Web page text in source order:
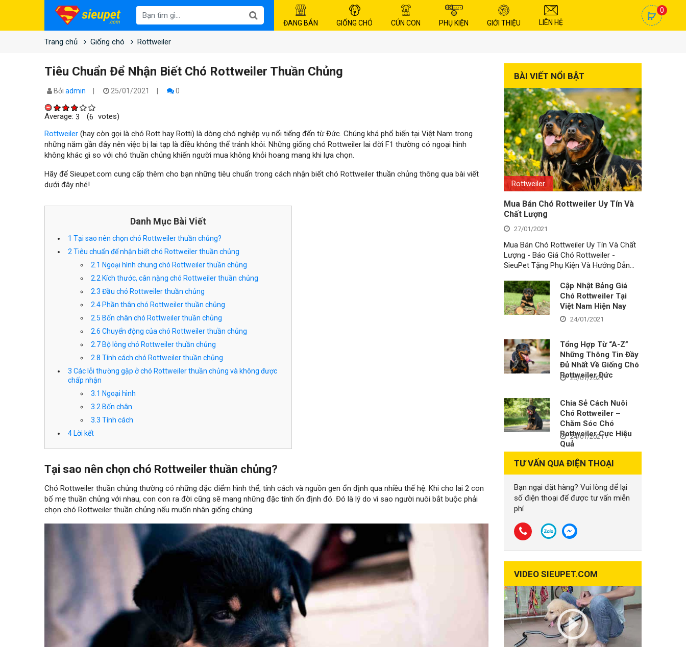
ĐANG BÁN GIỐNG CHÓ CÚN CON PHỤ KIỆN GIỚI THIỆU LIÊN HỆ
0
Trang chủ Giống chó Rottweiler
Tiêu Chuẩn Để Nhận Biết Chó Rottweiler Thuần Chủng
Bởi admin 25/01/2021 0
Average: 3 (6 votes)
Rottweiler (hay còn gọi là chó Rott hay Rotti) là dòng chó nghiệp vụ nổi tiếng đến từ Đức. Chúng khá phổ biến tại Việt Nam trong
những năm gần đây nên việc bị lai tạp là điều không thể tránh khỏi. Những giống chó Rottweiler lai đời F1 thường có ngoại hình
không khác gì so với chó thuần chủng khiến người mua không khỏi hoang mang khi lựa chọn.
Hãy để Sieupet.com cung cấp thêm cho bạn những tiêu chuẩn trong cách nhận biết chó Rottweiler thuần chủng thông qua bài viết
dưới đây nhé!
Danh Mục Bài Viết
1 Tại sao nên chọn chó Rottweiler thuần chủng?
2 Tiêu chuẩn để nhận biết chó Rottweiler thuần chủng
2.1 Ngoại hình chung chó Rottweiler thuần chủng
2.2 Kích thước, cân nặng chó Rottweiler thuần chủng
2.3 Đầu chó Rottweiler thuần chủng
2.4 Phần thân chó Rottweiler thuần chủng
2.5 Bốn chân chó Rottweiler thuần chủng
2.6 Chuyển động của chó Rottweiler thuần chủng
2.7 Bộ lông chó Rottweiler thuần chủng
2.8 Tính cách chó Rottweiler thuần chủng
3 Các lỗi thường gặp ở chó Rottweiler thuần chủng và không được
chấp nhận
3.1 Ngoại hình
3.2 Bốn chân
3.3 Tính cách
4 Lời kết
Tại sao nên chọn chó Rottweiler thuần chủng?
Chó Rottweiler thuần chủng thường có những đặc điểm hình thể, tính cách và nguồn gen ổn định qua nhiều thế hệ. Khi cho lai 2 con
bố mẹ thuần chủng với nhau, con con ra đời cũng sẽ mang những đặc tính ổn định đó. Đó là lý do vì sao người nuôi bắt buộc phải
chọn chó Rottweiler thuần chủng nếu muốn nhân giống chúng.
BÀI VIẾT NỔI BẬT
Rottweiler
Mua Bán Chó Rottweiler Uy Tín Và
Chất Lượng
27/01/2021
Mua Bán Chó Rottweiler Uy Tín Và Chất
Lượng - Báo Giá Chó Rottweiler -
SieuPet Tặng Phụ Kiện Và Hướng Dẫn…
Cập Nhật Bảng Giá
Chó Rottweiler Tại
Việt Nam Hiện Nay
24/01/2021
Tổng Hợp Từ “A-Z”
Những Thông Tin Đầy
Đủ Nhất Về Giống Chó
Rottweiler Đức
25/01/2021
Chia Sẻ Cách Nuôi
Chó Rottweiler –
Chăm Sóc Chó
Rottweiler Cực Hiệu
Quả
24/01/2021
TƯ VẤN QUA ĐIỆN THOẠI
Bạn ngại đặt hàng? Vui lòng để lại
số điện thoại để được tư vấn miễn
phí
VIDEO SIEUPET.COM